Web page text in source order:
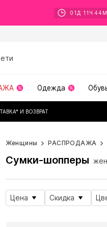
01 Д 11 Ч 44 М
Одежда
И ВОЗВРАТ
Женщины РАСПРОДАЖА
Сумки-шопперы
Цена Скидка